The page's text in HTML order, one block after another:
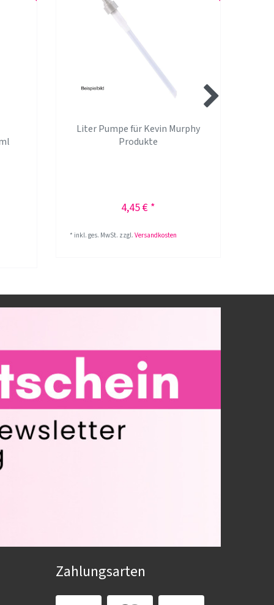
Liter Pumpe für Kevin Murphy
Produkte
4,45 € *
* inkl. ges. MwSt. zzgl.Versandkosten
Zahlungsarten